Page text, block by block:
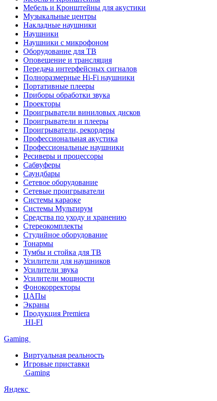
Мебель и Кронштейны для акустики
Музыкальные центры
Накладные наушники
Наушники
Наушники с микрофоном
Оборудование для ТВ
Оповещение и трансляция
Передача интерфейсных сигналов
Полноразмерные Hi-Fi наушники
Портативные плееры
Приборы обработки звука
Проекторы
Проигрыватели виниловых дисков
Проигрыватели и плееры
Проигрыватели, рекордеры
Профессиональная акустика
Профессиональные наушники
Ресиверы и процессоры
Сабвуферы
Саундбары
Сетевое оборудование
Сетевые проигрыватели
Системы караоке
Системы Мультирум
Средства по уходу и хранению
Стереокомплекты
Студийное оборудование
Тонармы
Тумбы и стойка для ТВ
Усилители для наушников
Усилители звука
Усилители мощности
Фонокорректоры
ЦАПы
Экраны
Продукция Premiera
HI-FI
Gaming
Виртуальная реальность
Игровые приставки
Gaming
Яндекс